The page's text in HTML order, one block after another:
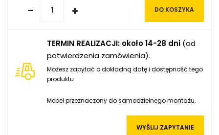
- + DO KOSZYKA
TERMIN REALIZACJI: około 14-28 dni (od
potwierdzenia zamówienia).
Możesz zapytać o dokładną datę i dostępność tego
produktu
Mebel przeznaczony do samodzielnego montażu.
WYŚLIJ ZAPYTANIE